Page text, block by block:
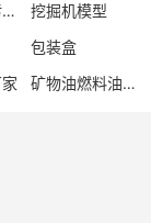
难降解工业污水处理
挖掘机模型
包装盒
矿物油燃料油供应商